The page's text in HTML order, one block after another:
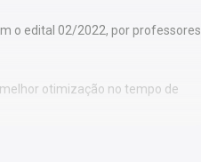
o edital 02/2022, por professores
otimização no tempo de